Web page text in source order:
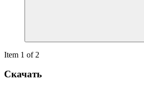
Item 1 of 2
Скачать